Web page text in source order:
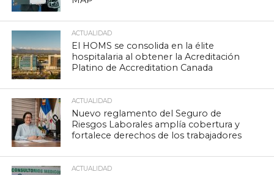
ACTUALIDAD
El HOMS se consolida en la élite
hospitalaria al obtener la Acreditación
Platino de Accreditation Canada
ACTUALIDAD
Nuevo reglamento del Seguro de
Riesgos Laborales amplía cobertura y
fortalece derechos de los trabajadores
ACTUALIDAD